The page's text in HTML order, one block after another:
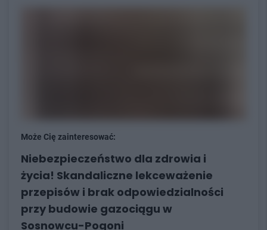
Może Cię zainteresować:
Niebezpieczeństwo dla zdrowia i
życia! Skandaliczne lekceważenie
przepisów i brak odpowiedzialności
przy budowie gazociągu w
Sosnowcu-Pogoni